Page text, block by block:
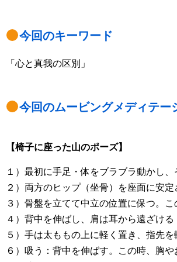
今回のキーワード
「心と真我の区別」
今回のムービングメディテー
【椅子に座った山のポーズ】
１）最初に手足・体をブラブラ動かし
２）両方のヒップ（坐骨）を座面に安定
３）骨盤を立てて中立の位置に保つ。
４）背中を伸ばし、肩は耳から遠ざける
５）手は太ももの上に軽く置き、指先
６）吸う：背中を伸ばす。この時、胸